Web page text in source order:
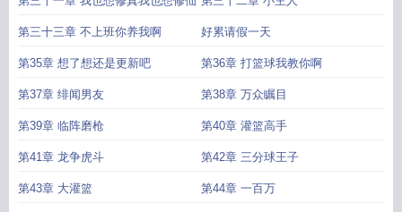
第三十三章 不上班你养我啊 好累请假一天
第35章 想了想还是更新吧 第36章 打篮球我教你啊
第37章 绯闻男友 第38章 万众瞩目
第39章 临阵磨枪 第40章 灌篮高手
第41章 龙争虎斗 第42章 三分球王子
第43章 大灌篮 第44章 一百万